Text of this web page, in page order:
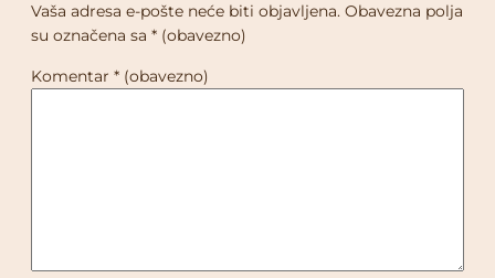
Vaša adresa e-pošte neće biti objavljena. Obavezna polja
su označena sa * (obavezno)
Komentar * (obavezno)